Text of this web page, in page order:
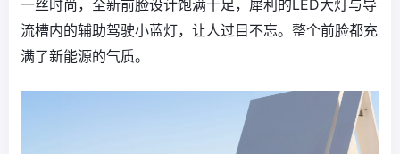
一丝时尚，全新前脸设计饱满十足，犀利的LED大灯与导
流槽内的辅助驾驶小蓝灯，让人过目不忘。整个前脸都充
满了新能源的气质。